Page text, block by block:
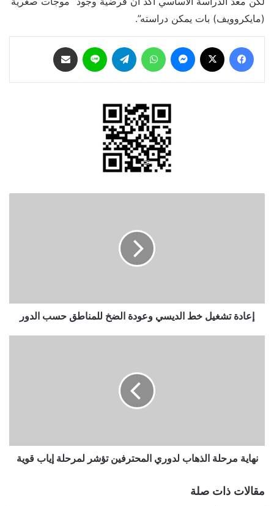
(مايكروويف) بات يمكن دراسته”.
فيسبوك ماسنجر واتساب تيلقرام لاين
الدور
إعادة تشغيل خط الديسي وعودة الضخ للمناطق حسب الدور
قوية
نهاية مرحلة الذهاب لدوري المحترفين تؤشر لمرحلة إياب قوية
مقالات ذات صلة